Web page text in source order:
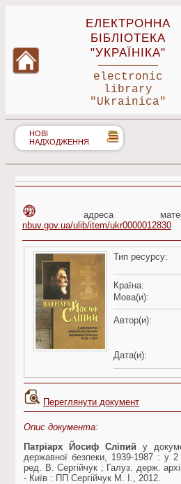
ЕЛЕКТРОННА
БІБЛІОТЕКА
"УКРАЇНІКА"
electronic
library
"Ukrainica"
НОВІ
НАДХОДЖЕННЯ
адреса
nbuv.gov.ua/ulib/item/ukr0000012830
Тип ресурсу:
Країна:
Мова(и):
Автор(и):
Дата(и):
Переглянути документ
Опис документа:
Патріарх Йосиф Сліпий у
державної безпеки, 1939-1987 : у
ред. В. Сергійчук ; Галуз. держ.
- Київ : ПП Сергійчук М. І., 2012.